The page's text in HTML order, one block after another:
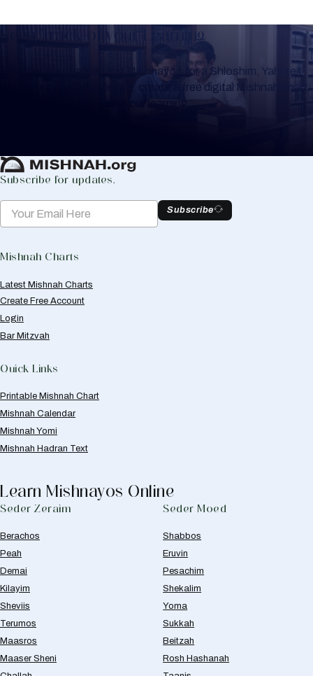
Keep Track of your Learning
Whether you are learning Mishnayos for a Shloshim, Yahrzeit
or for your own knowledge, create a free digital Mishnah chart
to help you keep track of your learning.
Subscribe for updates.
Subscribe
Mishnah Charts
Latest Mishnah Charts
Create Free Account
Login
Bar Mitzvah
Quick Links
Printable Mishnah Chart
Mishnah Calendar
Mishnah Yomi
Mishnah Hadran Text
Learn Mishnayos Online
Seder Zeraim
Berachos
Peah
Demai
Kilayim
Sheviis
Terumos
Maasros
Maaser Sheni
Seder Moed
Shabbos
Eruvin
Pesachim
Shekalim
Yoma
Sukkah
Beitzah
Rosh Hashanah